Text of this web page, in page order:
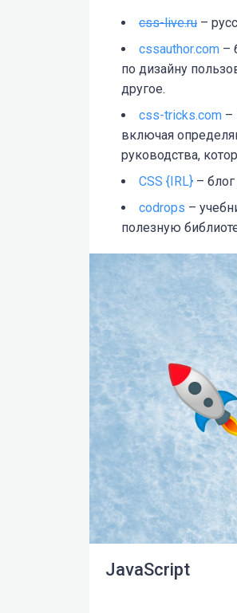
css-live.ru –
cssauthor.com –
по дизайну
другое.
css-tricks.com –
включая
руководства,
CSS {IRL} –
codrops –
полезную
JavaScript